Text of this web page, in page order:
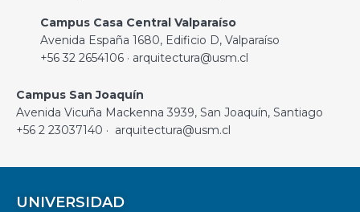
Campus Casa Central Valparaíso
Avenida España 1680, Edificio D, Valparaíso
+56 32 2654106 · arquitectura@usm.cl
Campus San Joaquín
Avenida Vicuña Mackenna 3939, San Joaquín, Santiago
+56 2 23037140 · arquitectura@usm.cl
UNIVERSIDAD